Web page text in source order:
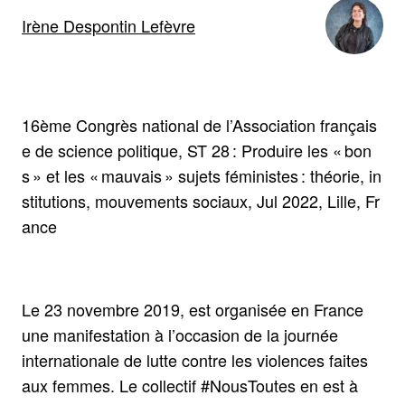
Irène Despontin Lefèvre
16ème Congrès national de l’Association français
e de science politique, ST 28 : Produire les « bon
s » et les « mauvais » sujets féministes : théorie, in
stitutions, mouvements sociaux, Jul 2022, Lille, Fr
ance
Le 23 novembre 2019, est organisée en France
une manifestation à l’occasion de la journée
internationale de lutte contre les violences faites
aux femmes. Le collectif #NousToutes en est à